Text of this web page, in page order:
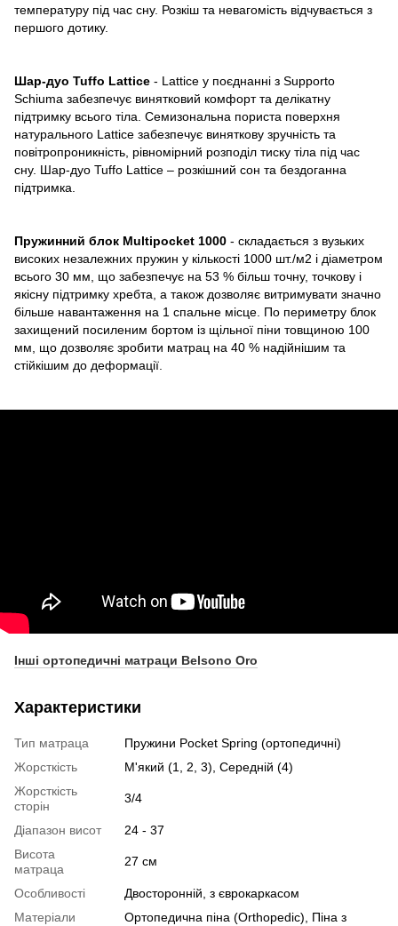
температуру під час сну. Розкіш та невагомість відчувається з
першого дотику.
Шар-дуо Tuffo Lattice - Lattice у поєднанні з Supporto
Schiuma забезпечує винятковий комфорт та делікатну
підтримку всього тіла. Семизональна пориста поверхня
натурального Lattice забезпечує виняткову зручність та
повітропроникність, рівномірний розподіл тиску тіла під час
сну. Шар-дуо Tuffo Lattice – розкішний сон та бездоганна
підтримка.
Пружинний блок Multipocket 1000 - складається з вузьких
високих незалежних пружин у кількості 1000 шт./м2 і діаметром
всього 30 мм, що забезпечує на 53 % більш точну, точкову і
якісну підтримку хребта, а також дозволяє витримувати значно
більше навантаження на 1 спальне місце. По периметру блок
захищений посиленим бортом із щільної піни товщиною 100
мм, що дозволяє зробити матрац на 40 % надійнішим та
стійкішим до деформації.
Інші ортопедичні матраци Belsono Oro
Характеристики
Тип матраца
Пружини Pocket Spring (ортопедичні)
Жорсткість
М'який (1, 2, 3), Середній (4)
Жорсткість
сторін
3/4
Діапазон висот
24 - 37
Висота
матраца
27 см
Особливості
Двосторонній, з єврокаркасом
Матеріали
Ортопедична піна (Orthopedic), Піна з